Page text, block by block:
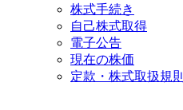
株式手続き
自己株式取得
電子公告
現在の株価
定款・株式取扱規則